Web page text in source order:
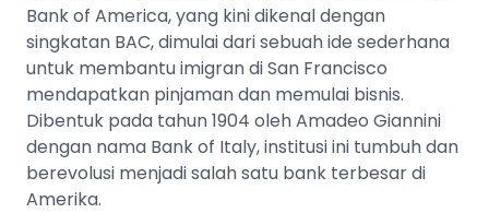
Bank of America, yang kini dikenal dengan
singkatan BAC, dimulai dari sebuah ide sederhana
untuk membantu imigran di San Francisco
mendapatkan pinjaman dan memulai bisnis.
Dibentuk pada tahun 1904 oleh Amadeo Giannini
dengan nama Bank of Italy, institusi ini tumbuh dan
berevolusi menjadi salah satu bank terbesar di
Amerika.